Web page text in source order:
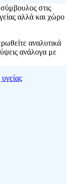
στις
αλλά και χώρο
αναλυτικά
ανάλογα με